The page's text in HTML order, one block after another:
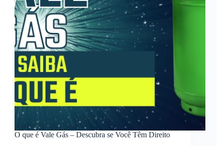
O que é Vale Gás – Descubra se Você Têm Direito